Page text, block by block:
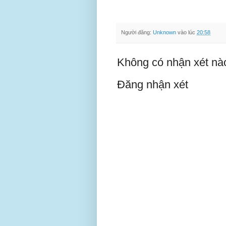
Người đăng: Unknown vào lúc 20:58
Không có nhận xét
Đăng nhận xét